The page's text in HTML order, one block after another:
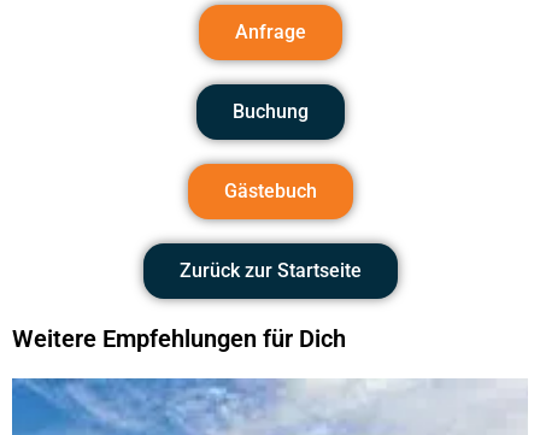
Anfrage
Buchung
Gästebuch
Zurück zur Startseite
Weitere Empfehlungen für Dich